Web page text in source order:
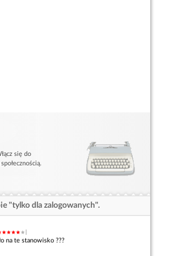
się do
"tylko dla zalogowanych".
na te stanowisko ???